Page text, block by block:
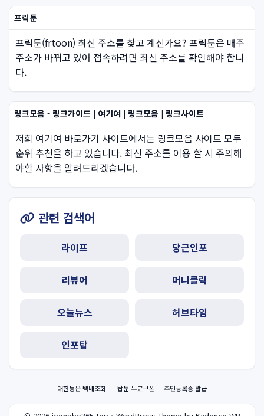
프릭툰
프릭툰(frtoon) 최신 주소를 찾고 계신가요? 프릭툰은 매주
주소가 바뀌고 있어 접속하려면 최신 주소를 확인해야 합니
다.
링크모음 - 링크가이드 | 여기여 | 링크모음 | 링크사이트
저희 여기여 바로가기 사이트에서는 링크모음 사이트 모두
순위 추천을 하고 있습니다. 최신 주소를 이용 할 시 주의해
야할 사항을 알려드리겠습니다.
관련 검색어
라이프 당근인포
리뷰어 머니클릭
오늘뉴스 허브타임
인포탑
대한통운 택배조회 탑툰 무료쿠폰 주민등록증 발급